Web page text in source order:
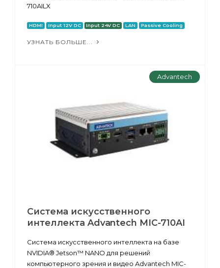
710AILX
HDMI Input 12V DC Input 24V DC LAN Passive Cooling
УЗНАТЬ БОЛЬШЕ...
Advantech
Система искусственного
интеллекта Advantech MIC-710AI
Система искусственного интеллекта на базе
NVIDIA® Jetson™ NANO для решений
компьютерного зрения и видео Advantech MIC-